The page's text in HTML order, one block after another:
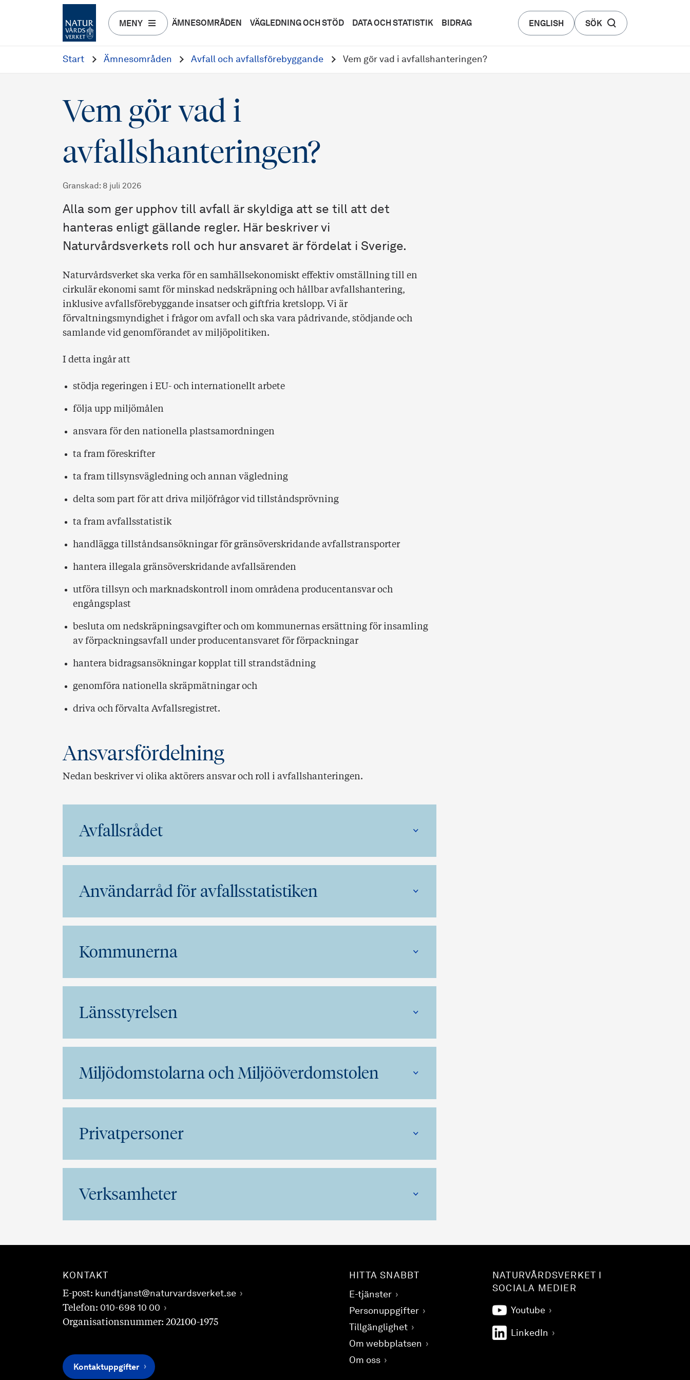
MENY ÄMNESOMRÅDEN VÄGLEDNING OCH STÖD DATA OCH STATISTIK BIDRAG ENGLISH SÖK
Start Ämnesområden Avfall och avfallsförebyggande Vem gör vad i avfallshanteringen?
Vem gör vad i
avfallshanteringen?
Granskad : 8 juli 2026
Alla som ger upphov till avfall är skyldiga att se till att det
hanteras enligt gällande regler. Här beskriver vi
Naturvårdsverkets roll och hur ansvaret är fördelat i Sverige.
Naturvårdsverket ska verka för en samhällsekonomiskt effektiv omställning till en
cirkulär ekonomi samt för minskad nedskräpning och hållbar avfallshantering,
inklusive avfallsförebyggande insatser och giftfria kretslopp. Vi är
förvaltningsmyndighet i frågor om avfall och ska vara pådrivande, stödjande och
samlande vid genomförandet av miljöpolitiken.
I detta ingår att
stödja regeringen i EU- och internationellt arbete
följa upp miljömålen
ansvara för den nationella plastsamordningen
ta fram föreskrifter
ta fram tillsynsvägledning och annan vägledning
delta som part för att driva miljöfrågor vid tillståndsprövning
ta fram avfallsstatistik
handlägga tillståndsansökningar för gränsöverskridande avfallstransporter
hantera illegala gränsöverskridande avfallsärenden
utföra tillsyn och marknadskontroll inom områdena producentansvar och
engångsplast
besluta om nedskräpningsavgifter och om kommunernas ersättning för insamling
av förpackningsavfall under producentansvaret för förpackningar
hantera bidragsansökningar kopplat till strandstädning
genomföra nationella skräpmätningar och
driva och förvalta Avfallsregistret.
Ansvarsfördelning
Nedan beskriver vi olika aktörers ansvar och roll i avfallshanteringen.
Avfallsrådet
Användarråd för avfallsstatistiken
Kommunerna
Länsstyrelsen
Miljödomstolarna och Miljööverdomstolen
Privatpersoner
Verksamheter
KONTAKT
E-post: kundtjanst@naturvardsverket.se
Telefon: 010-698 10 00
Organisationsnummer: 202100-1975
Kontaktuppgifter
HITTA SNABBT
E-tjänster
Personuppgifter
Tillgänglighet
Om webbplatsen
Om oss
NATURVÅRDSVERKET I
SOCIALA MEDIER
Youtube
LinkedIn